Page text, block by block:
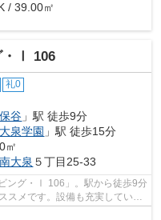
/ 39.00㎡
・Ⅰ 106
礼0
保谷 」駅 徒歩9分
大泉学園 」駅 徒歩15分
㎡
南大泉 ５丁目25-33
ング・Ⅰ 106」。駅から徒歩9分
スメです。設備も充実していて